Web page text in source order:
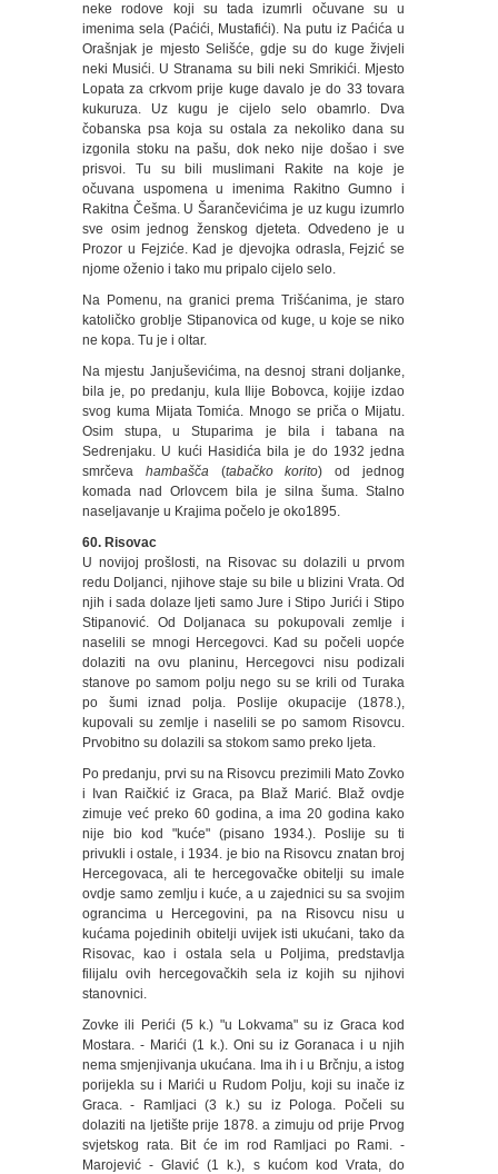
neke rodove koji su tada izumrli očuvane su u
imenima sela (Paćići, Mustafići). Na putu iz Paćića u
Orašnjak je mjesto Selišće, gdje su do kuge živjeli
neki Musići. U Stranama su bili neki Smrikići. Mjesto
Lopata za crkvom prije kuge davalo je do 33 tovara
kukuruza. Uz kugu je cijelo selo obamrlo. Dva
čobanska psa koja su ostala za nekoliko dana su
izgonila stoku na pašu, dok neko nije došao i sve
prisvoi. Tu su bili muslimani Rakite na koje je
očuvana uspomena u imenima Rakitno Gumno i
Rakitna Češma. U Šarančevićima je uz kugu izumrlo
sve osim jednog ženskog djeteta. Odvedeno je u
Prozor u Fejziće. Kad je djevojka odrasla, Fejzić se
njome oženio i tako mu pripalo cijelo selo.
Na Pomenu, na granici prema Trišćanima, je staro
katoličko groblje Stipanovica od kuge, u koje se niko
ne kopa. Tu je i oltar.
Na mjestu Janjuševićima, na desnoj strani doljanke,
bila je, po predanju, kula Ilije Bobovca, kojije izdao
svog kuma Mijata Tomića. Mnogo se priča o Mijatu.
Osim stupa, u Stuparima je bila i tabana na
Sedrenjaku. U kući Hasidića bila je do 1932 jedna
smrčeva hambašča (tabačko korito) od jednog
komada nad Orlovcem bila je silna šuma. Stalno
naseljavanje u Krajima počelo je oko1895.
60. Risovac
U novijoj prošlosti, na Risovac su dolazili u prvom
redu Doljanci, njihove staje su bile u blizini Vrata. Od
njih i sada dolaze ljeti samo Jure i Stipo Jurići i Stipo
Stipanović. Od Doljanaca su pokupovali zemlje i
naselili se mnogi Hercegovci. Kad su počeli uopće
dolaziti na ovu planinu, Hercegovci nisu podizali
stanove po samom polju nego su se krili od Turaka
po šumi iznad polja. Poslije okupacije (1878.),
kupovali su zemlje i naselili se po samom Risovcu.
Prvobitno su dolazili sa stokom samo preko ljeta.
Po predanju, prvi su na Risovcu prezimili Mato Zovko
i Ivan Raičkić iz Graca, pa Blaž Marić. Blaž ovdje
zimuje već preko 60 godina, a ima 20 godina kako
nije bio kod "kuće" (pisano 1934.). Poslije su ti
privukli i ostale, i 1934. je bio na Risovcu znatan broj
Hercegovaca, ali te hercegovačke obitelji su imale
ovdje samo zemlju i kuće, a u zajednici su sa svojim
ograncima u Hercegovini, pa na Risovcu nisu u
kućama pojedinih obitelji uvijek isti ukućani, tako da
Risovac, kao i ostala sela u Poljima, predstavlja
filijalu ovih hercegovačkih sela iz kojih su njihovi
stanovnici.
Zovke ili Perići (5 k.) "u Lokvama" su iz Graca kod
Mostara. - Marići (1 k.). Oni su iz Goranaca i u njih
nema smjenjivanja ukućana. Ima ih i u Brčnju, a istog
porijekla su i Marići u Rudom Polju, koji su inače iz
Graca. - Ramljaci (3 k.) su iz Pologa. Počeli su
dolaziti na ljetište prije 1878. a zimuju od prije Prvog
svjetskog rata. Bit će im rod Ramljaci po Rami. -
Marojević - Glavić (1 k.), s kućom kod Vrata, do